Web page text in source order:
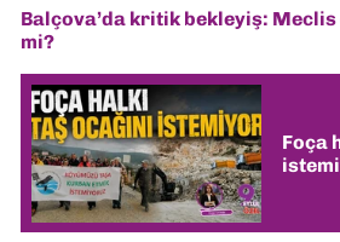
Balçova’da kritik bekleyiş:
mi?
Foça